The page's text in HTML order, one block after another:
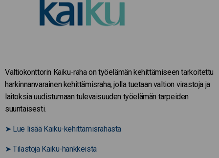
Valtiokonttorin Kaiku-raha on työelämän kehittämiseen tarkoitettu
harkinnanvarainen kehittämisraha, jolla tuetaan valtion virastoja ja
laitoksia uudistumaan tulevaisuuden työelämän tarpeiden
suuntaisesti.
➤ Lue lisää Kaiku-kehittämisrahasta
➤ Tilastoja Kaiku-hankkeista